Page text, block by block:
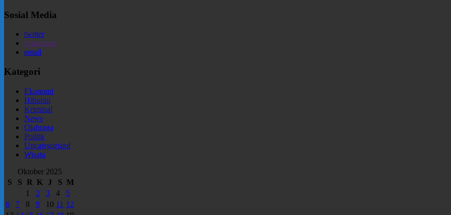
Sosial Media
twitter
instagram
email
Kategori
Ekonomi
Hiburan
Kriminal
News
Olahraga
Politik
Uncategorized
Wisata
Oktober 2025
S
S R K J S M
1
2 3 4
5
6
7 8 9 10 11 12